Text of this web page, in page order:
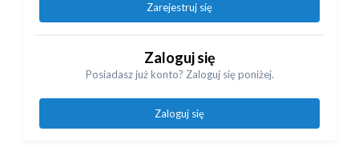
Zarejestruj się
Zaloguj się
Posiadasz już konto? Zaloguj się poniżej.
Zaloguj się